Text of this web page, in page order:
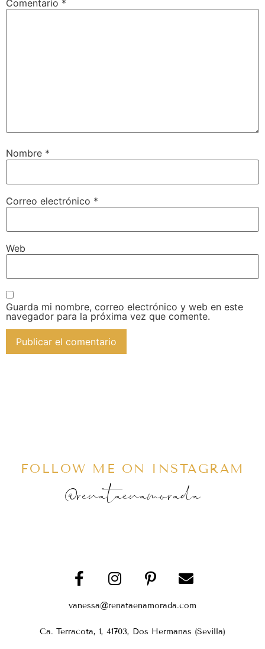
Comentario *
Nombre *
Correo electrónico *
Web
Guarda mi nombre, correo electrónico y web en este
navegador para la próxima vez que comente.
FOLLOW ME ON INSTAGRAM
@renataenamorada
vanessa@renataenamorada.com
Ca. Terracota, 1, 41703, Dos Hermanas (Sevilla)